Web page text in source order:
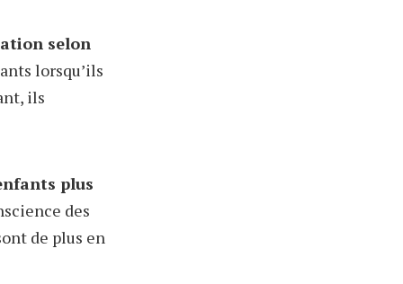
selon
lorsqu’ils
ils
plus
des
de plus en